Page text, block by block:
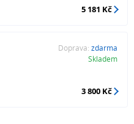
5 181 Kč
Doprava: zdarma
Skladem
3 800 Kč